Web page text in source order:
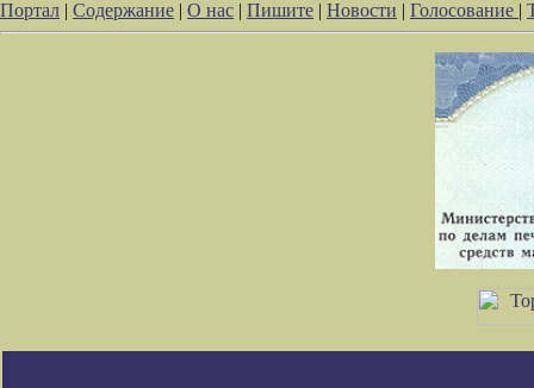
Портал | Содержание | О нас | Пишите | Новости | Голосование |